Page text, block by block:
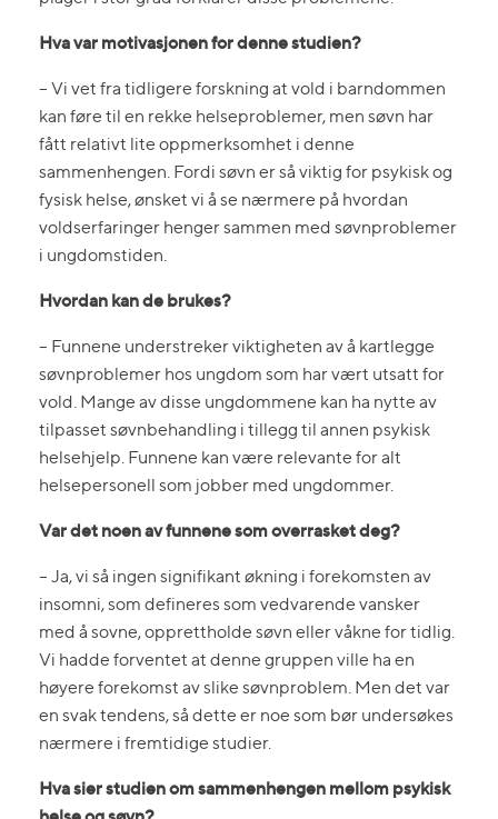
Hva var motivasjonen for denne studien?
– Vi vet fra tidligere forskning at vold i barndommen
kan føre til en rekke helseproblemer, men søvn har
fått relativt lite oppmerksomhet i denne
sammenhengen. Fordi søvn er så viktig for psykisk og
fysisk helse, ønsket vi å se nærmere på hvordan
voldserfaringer henger sammen med søvnproblemer
i ungdomstiden.
Hvordan kan de brukes?
– Funnene understreker viktigheten av å kartlegge
søvnproblemer hos ungdom som har vært utsatt for
vold. Mange av disse ungdommene kan ha nytte av
tilpasset søvnbehandling i tillegg til annen psykisk
helsehjelp. Funnene kan være relevante for alt
helsepersonell som jobber med ungdommer.
Var det noen av funnene som overrasket deg?
– Ja, vi så ingen signifikant økning i forekomsten av
insomni, som defineres som vedvarende vansker
med å sovne, opprettholde søvn eller våkne for tidlig.
Vi hadde forventet at denne gruppen ville ha en
høyere forekomst av slike søvnproblem. Men det var
en svak tendens, så dette er noe som bør undersøkes
nærmere i fremtidige studier.
Hva sier studien om sammenhengen mellom psykisk